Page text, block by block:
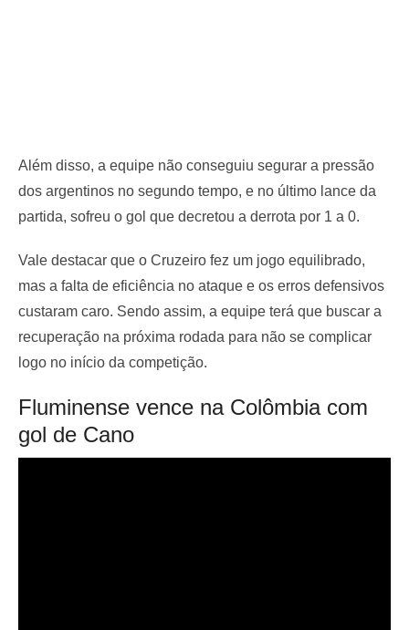
Além disso, a equipe não conseguiu segurar a pressão
dos argentinos no segundo tempo, e no último lance da
partida, sofreu o gol que decretou a derrota por 1 a 0.
Vale destacar que o Cruzeiro fez um jogo equilibrado,
mas a falta de eficiência no ataque e os erros defensivos
custaram caro. Sendo assim, a equipe terá que buscar a
recuperação na próxima rodada para não se complicar
logo no início da competição.
Fluminense vence na Colômbia com
gol de Cano